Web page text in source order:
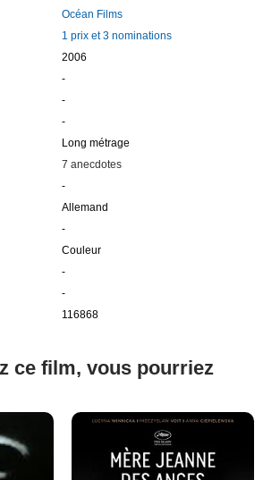
Océan Films
1 prix et 3 nominations
2006
-
-
-
Long métrage
7 anecdotes
-
Allemand
-
Couleur
-
-
116868
ce film, vous pourriez